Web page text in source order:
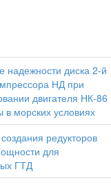
надежности диска 2-й
НД при
двигателя НК-86
в морских условиях
редукторов
для
ГТД